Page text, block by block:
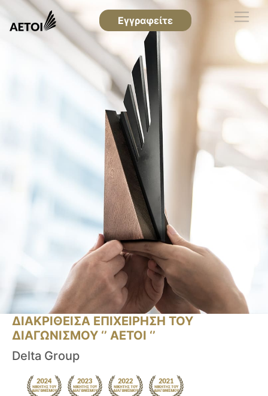
Εγγραφείτε
ΔΙΑΚΡΙΘΕΙΣΑ ΕΠΙΧΕΙΡΗΣΗ ΤΟΥ
ΔΙΑΓΩΝΙΣΜΟΥ ‘’ ΑΕΤΟΙ ‘’
Delta Group